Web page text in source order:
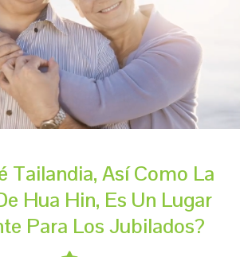
Tailandia, Así Como La
Hua Hin, Es Un Lugar
Para Los Jubilados?